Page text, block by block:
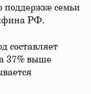
семьи
РФ.
составляет
37% выше